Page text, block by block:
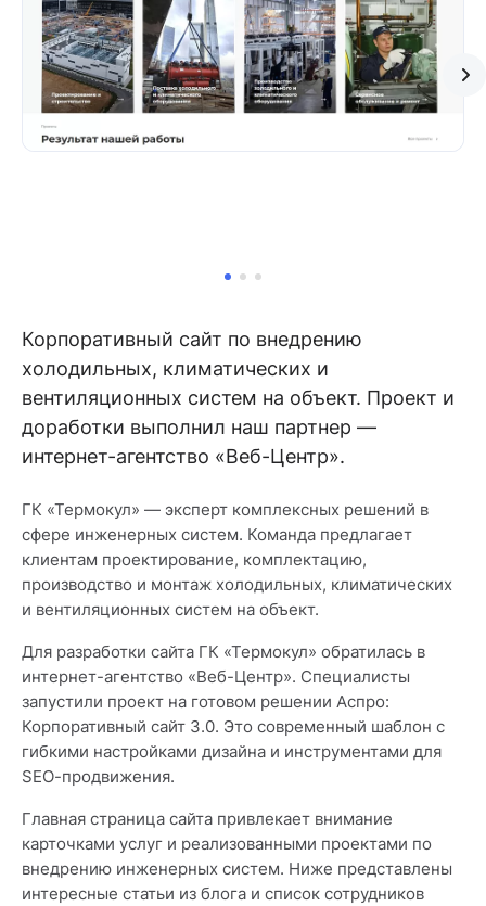
Корпоративный сайт по внедрению
холодильных, климатических и
вентиляционных систем на объект. Проект и
доработки выполнил наш партнер —
интернет-агентство «Веб-Центр».
ГК «Термокул» — эксперт комплексных решений в
сфере инженерных систем. Команда предлагает
клиентам проектирование, комплектацию,
производство и монтаж холодильных, климатических
и вентиляционных систем на объект.
Для разработки сайта ГК «Термокул» обратилась в
интернет-агентство «Веб-Центр». Специалисты
запустили проект на готовом решении Аспро:
Корпоративный сайт 3.0. Это современный шаблон с
гибкими настройками дизайна и инструментами для
SEO-продвижения.
Главная страница сайта привлекает внимание
карточками услуг и реализованными проектами по
внедрению инженерных систем. Ниже представлены
интересные статьи из блога и список сотрудников